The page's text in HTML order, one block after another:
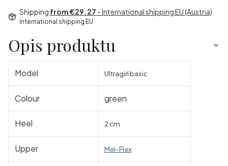
Shipping from €29.27 - International shipping EU (Austria)
International shipping EU
Opis produktu
Model Ultragirl basic
Colour green
Heel 2 cm
Upper Mel-Flex